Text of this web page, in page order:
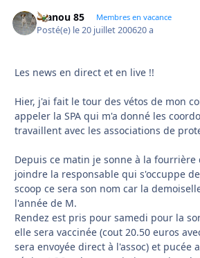
manou 85 Membres en vacance
Posté(e) le 20 juillet 200620 a
Les news en direct et en live !!
Hier, j'ai fait le tour des vétos de mon
appeler la SPA qui m'a donné les
travaillent avec les associations de
Depuis ce matin je sonne à la
joindre la responsable qui s'occuppe de
scoop ce sera son nom car la
l'année de M.
Rendez est pris pour samedi pour la
elle sera vaccinée (cout 20.50 euros
sera envoyée direct à l'assoc) et pucée